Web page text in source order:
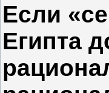
Если
Египта